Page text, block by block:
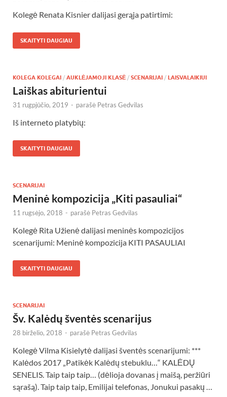
Kolegė Renata Kisnier dalijasi gerąja patirtimi:
SKAITYTI DAUGIAU
KOLEGA KOLEGAI / AUKLĖJAMOJI KLASĖ / SCENARIJAI / LAISVALAIKIUI
Laiškas abiturientui
31 rugpjūčio, 2019 - parašė Petras Gedvilas
Iš interneto platybių:
SKAITYTI DAUGIAU
SCENARIJAI
Meninė kompozicija „Kiti pasauliai“
11 rugsėjo, 2018 - parašė Petras Gedvilas
Kolegė Rita Užienė dalijasi meninės kompozicijos
scenarijumi: Meninė kompozicija KITI PASAULIAI
SKAITYTI DAUGIAU
SCENARIJAI
Šv. Kalėdų šventės scenarijus
28 birželio, 2018 - parašė Petras Gedvilas
Kolegė Vilma Kisielytė dalijasi šventės scenarijumi: ***
Kalėdos 2017 „Patikėk Kalėdų stebuklu…“ KALĖDŲ
SENELIS. Taip taip taip… (dėlioja dovanas į maišą, peržiūri
sąrašą). Taip taip taip, Emilijai telefonas, Jonukui pasakų …